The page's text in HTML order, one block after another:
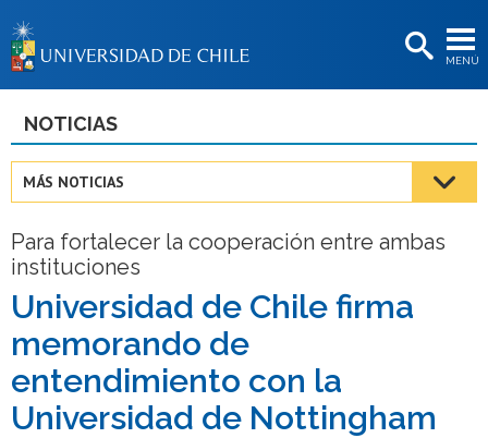
MENÚ
BIBLIOTECAS
Estudiantes
Académicas/os
Funcionarias/os
Egresadas/os
NOTICIAS
MÁS NOTICIAS
Para fortalecer la cooperación entre ambas
instituciones
Universidad de Chile firma
memorando de
entendimiento con la
Universidad de Nottingham